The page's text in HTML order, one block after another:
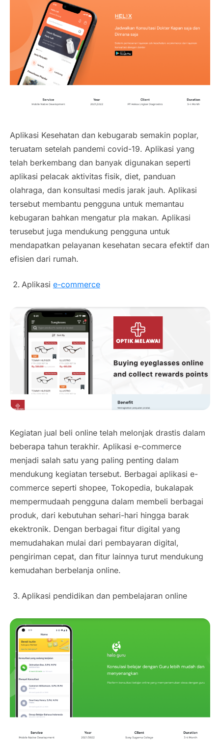
Aplikasi Kesehatan dan kebugarab semakin poplar,
teruatam setelah pandemi covid-19. Aplikasi yang
telah berkembang dan banyak digunakan seperti
aplikasi pelacak aktivitas fisik, diet, panduan
olahraga, dan konsultasi medis jarak jauh. Aplikasi
tersebut membantu pengguna untuk memantau
kebugaran bahkan mengatur pla makan. Aplikasi
terusebut juga mendukung pengguna untuk
mendapatkan pelayanan kesehatan secara efektif dan
efisien dari rumah.
Aplikasi e-commerce
Kegiatan jual beli online telah melonjak drastis dalam
beberapa tahun terakhir. Aplikasi e-commerce
menjadi salah satu yang paling penting dalam
mendukung kegiatan tersebut. Berbagai aplikasi e-
commerce seperti shopee, Tokopedia, bukalapak
mempermudaah pengguna dalam membeli berbagai
produk, dari kebutuhan sehari-hari hingga barak
ekektronik. Dengan berbagai fitur digital yang
memudahakan mulai dari pembayaran digital,
pengiriman cepat, dan fitur lainnya turut mendukung
kemudahan berbelanja online.
Aplikasi pendidikan dan pembelajaran online